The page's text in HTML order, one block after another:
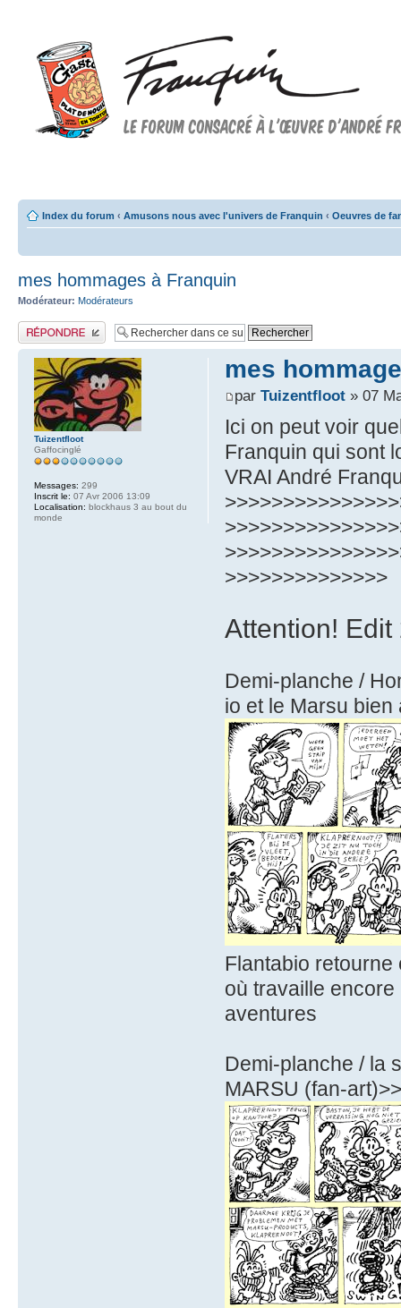
Index du forum ‹ Amusons nous avec l'univers de Franquin ‹ Oeuvres de
mes hommages à Franquin
Modérateur: Modérateurs
Publier une réponse
mes
par Tuizentfloot» 07
Ici on peut voir
Franquin qui sont
VRAI André
>>>>>>>>>>>>>>
Attention! Edit
Demi-planche /
io et le Marsu bien
Flantabio
où travaille
aventures
Demi-planche / la
MARSU (fan-
Tuizentfloot
Gaffocinglé
Messages: 299
Inscrit le: 07 Avr 2006 13:09
Localisation: blockhaus 3 au bout du
monde